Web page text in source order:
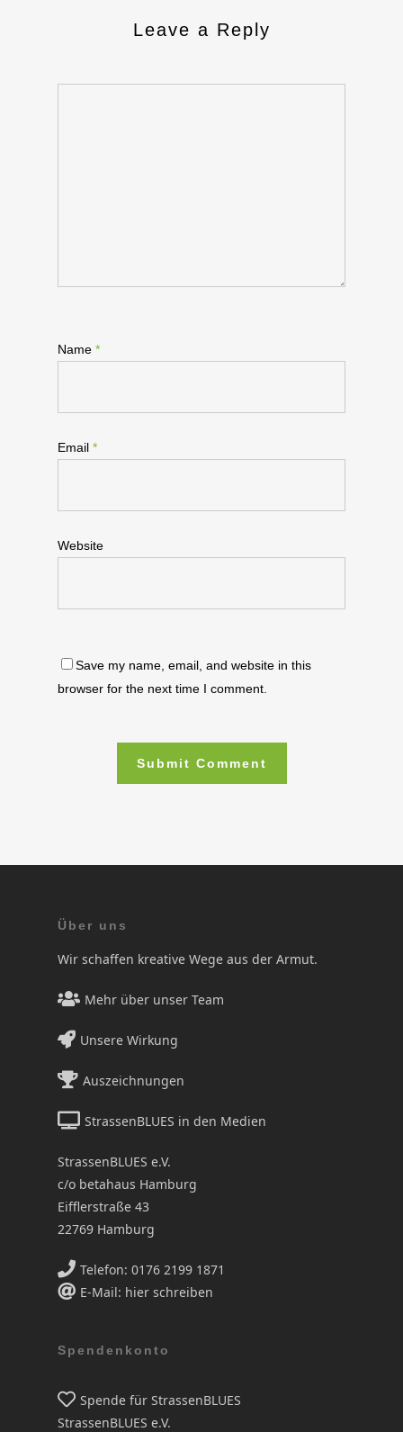
Leave a Reply
Name *
Email *
Website
Save my name, email, and website in this
browser for the next time I comment.
Über uns
Wir schaffen kreative Wege aus der Armut.
Mehr über unser Team
Unsere Wirkung
Auszeichnungen
StrassenBLUES in den Medien
StrassenBLUES e.V.
c/o betahaus Hamburg
Eifflerstraße 43
22769 Hamburg
Telefon: 0176 2199 1871
E-Mail: hier schreiben
Spendenkonto
Spende für StrassenBLUES
StrassenBLUES e.V.